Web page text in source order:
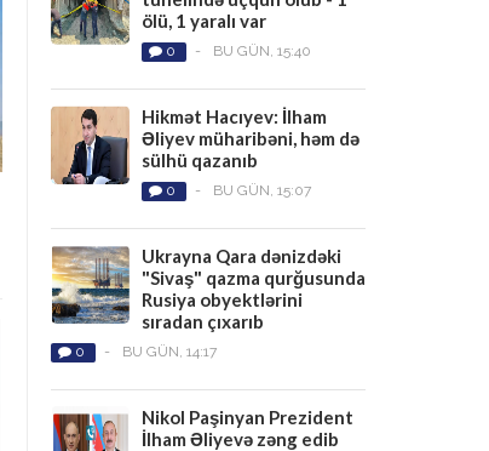
ölü, 1 yaralı var
0 - BU GÜN, 15:40
Hikmət Hacıyev: İlham
Əliyev müharibəni, həm də
sülhü qazanıb
0 - BU GÜN, 15:07
Ukrayna Qara dənizdəki
"Sivaş" qazma qurğusunda
Rusiya obyektlərini
sıradan çıxarıb
0 - BU GÜN, 14:17
Nikol Paşinyan Prezident
İlham Əliyevə zəng edib